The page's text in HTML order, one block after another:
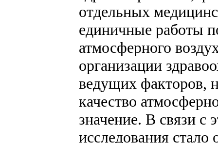
отдельных
единичные работы
атмосферного
организации
ведущих факторов,
качество
значение. В связи с
исследования